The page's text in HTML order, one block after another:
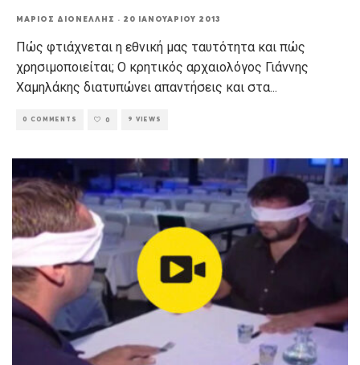
ΜΆΡΙΟΣ ΔΙΟΝΈΛΛΗΣ · 20 ΙΑΝΟΥΑΡΊΟΥ 2013
Πώς φτιάχνεται η εθνική μας ταυτότητα και πώς
χρησιμοποιείται; Ο κρητικός αρχαιολόγος Γιάννης
Χαμηλάκης διατυπώνει απαντήσεις και στα...
0 COMMENTS 0 9 VIEWS